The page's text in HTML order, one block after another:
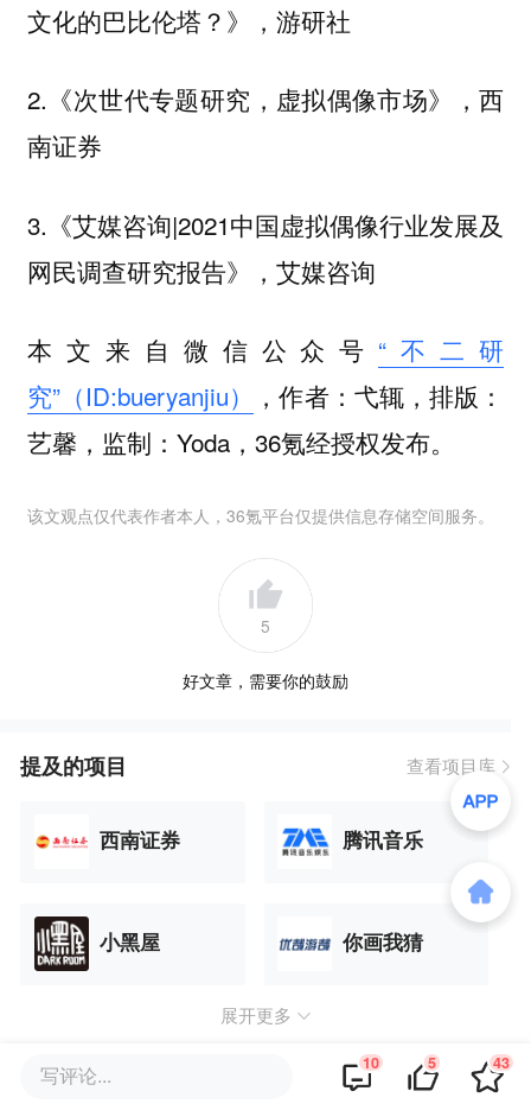
文化的巴比伦塔？》，游研社
2.《次世代专题研究，虚拟偶像市场》，西
南证券
3.《艾媒咨询|2021中国虚拟偶像行业发展及
网民调查研究报告》，艾媒咨询
本文来自微信公众号 “不二研
究”（ID:bueryanjiu）
，作者：弋辄，排版：
艺馨，监制：Yoda，36氪经授权发布。
该文观点仅代表作者本人，36氪平台仅提供信息存储空间服务。
5
好文章，需要你的鼓励
提及的项目 查看项目库
西南证券 腾讯音乐
小黑屋 你画我猜
展开更多
写评论... 10 5 43